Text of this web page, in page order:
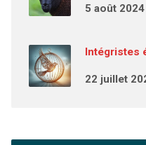
5 août 2024
Intégristes
22 juillet